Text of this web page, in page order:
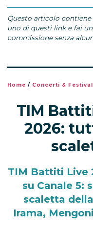
Questo articolo
uno di questi link e fai
commissione senza
Home / Concerti & Festival
TIM
2026:
TIM Battiti Live
su Canale 5:
scaletta
Irama,